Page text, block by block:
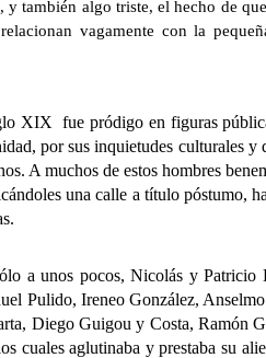
y también algo triste, el hecho de
vagamente con la
fue pródigo en figuras públicas
por sus inquietudes culturales
A muchos de estos hombres
una calle a título póstumo,
pocos, Nicolás y Patricio
Pulido, Ireneo González,
Diego Guigou y Costa, Ramón
cuales aglutinaba y prestaba su